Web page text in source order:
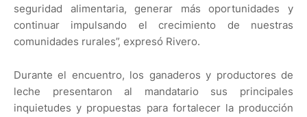
seguridad alimentaria, generar más oportunidades y
continuar impulsando el crecimiento de nuestras
comunidades rurales”, expresó Rivero.
Durante el encuentro, los ganaderos y productores de
leche presentaron al mandatario sus principales
inquietudes y propuestas para fortalecer la producción